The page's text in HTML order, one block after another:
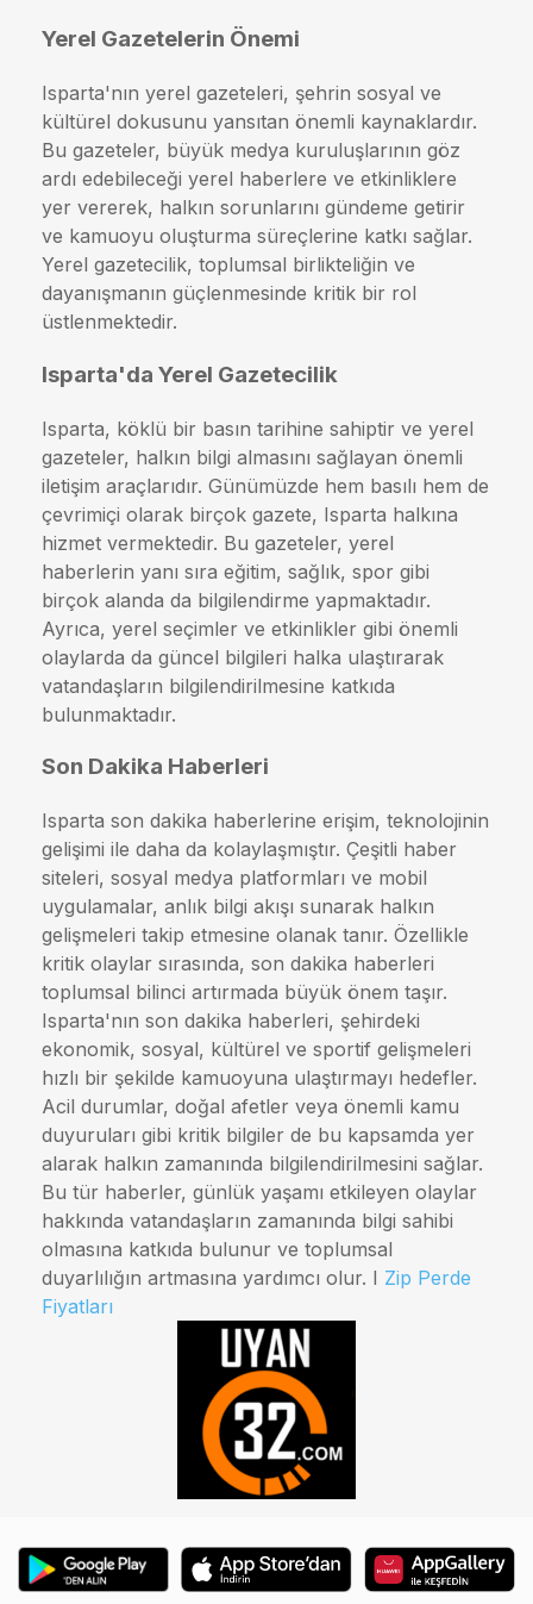
Yerel Gazetelerin Önemi
Isparta'nın yerel gazeteleri, şehrin sosyal ve
kültürel dokusunu yansıtan önemli kaynaklardır.
Bu gazeteler, büyük medya kuruluşlarının göz
ardı edebileceği yerel haberlere ve etkinliklere
yer vererek, halkın sorunlarını gündeme getirir
ve kamuoyu oluşturma süreçlerine katkı sağlar.
Yerel gazetecilik, toplumsal birlikteliğin ve
dayanışmanın güçlenmesinde kritik bir rol
üstlenmektedir.
Isparta'da Yerel Gazetecilik
Isparta, köklü bir basın tarihine sahiptir ve yerel
gazeteler, halkın bilgi almasını sağlayan önemli
iletişim araçlarıdır. Günümüzde hem basılı hem de
çevrimiçi olarak birçok gazete, Isparta halkına
hizmet vermektedir. Bu gazeteler, yerel
haberlerin yanı sıra eğitim, sağlık, spor gibi
birçok alanda da bilgilendirme yapmaktadır.
Ayrıca, yerel seçimler ve etkinlikler gibi önemli
olaylarda da güncel bilgileri halka ulaştırarak
vatandaşların bilgilendirilmesine katkıda
bulunmaktadır.
Son Dakika Haberleri
Isparta son dakika haberlerine erişim, teknolojinin
gelişimi ile daha da kolaylaşmıştır. Çeşitli haber
siteleri, sosyal medya platformları ve mobil
uygulamalar, anlık bilgi akışı sunarak halkın
gelişmeleri takip etmesine olanak tanır. Özellikle
kritik olaylar sırasında, son dakika haberleri
toplumsal bilinci artırmada büyük önem taşır.
Isparta'nın son dakika haberleri, şehirdeki
ekonomik, sosyal, kültürel ve sportif gelişmeleri
hızlı bir şekilde kamuoyuna ulaştırmayı hedefler.
Acil durumlar, doğal afetler veya önemli kamu
duyuruları gibi kritik bilgiler de bu kapsamda yer
alarak halkın zamanında bilgilendirilmesini sağlar.
Bu tür haberler, günlük yaşamı etkileyen olaylar
hakkında vatandaşların zamanında bilgi sahibi
olmasına katkıda bulunur ve toplumsal
duyarlılığın artmasına yardımcı olur. I Zip Perde
Fiyatları